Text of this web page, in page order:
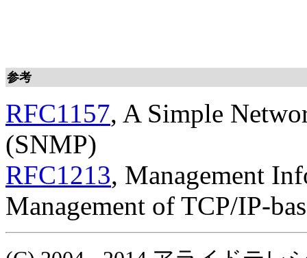
参考
RFC1157, A Simple
(SNMP)
RFC1213, Management
Management of TCP/IP-